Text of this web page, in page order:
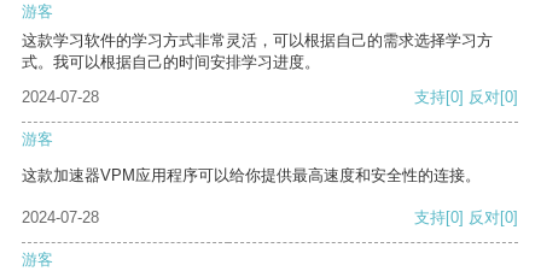
游客
这款学习软件的学习方式非常灵活，可以根据自己的需求选择学习方
式。我可以根据自己的时间安排学习进度。
2024-07-28
支持[0] 反对[0]
游客
这款加速器VPM应用程序可以给你提供最高速度和安全性的连接。
2024-07-28 支持[0] 反对[0]
游客